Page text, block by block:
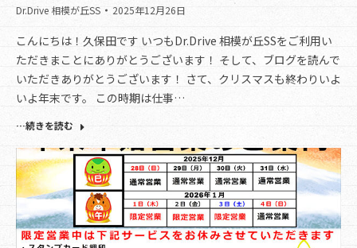
Dr.Drive 相模が丘SS 2025年12月26日
こんにちは！久保田です いつもDr.Drive 相模が丘SSをご利用い
ただきまことにありがとうございます！ そして、ブログを読んで
いただきありがとうございます！ さて、クリスマスも終わりいよ
いよ年末です。 この時期は仕事…
…続きを読む